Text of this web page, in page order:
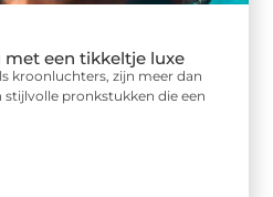
met een tikkeltje luxe
kroonluchters, zijn meer dan
stijlvolle pronkstukken die een